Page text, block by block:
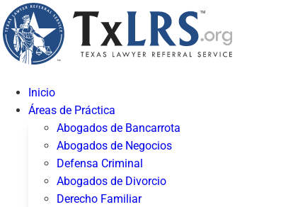
Inicio
Áreas de Práctica
Abogados de Bancarrota
Abogados de Negocios
Defensa Criminal
Abogados de Divorcio
Derecho Familiar